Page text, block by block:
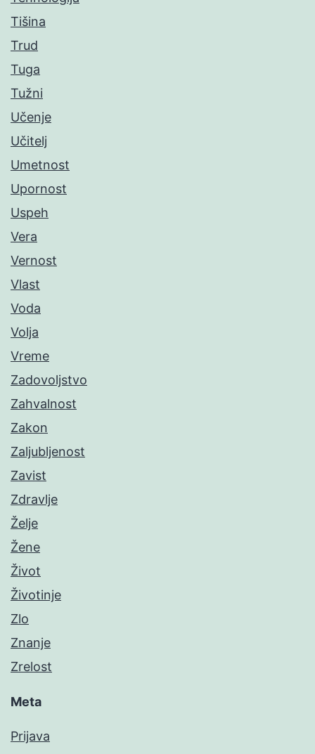
Tišina
Trud
Tuga
Tužni
Učenje
Učitelj
Umetnost
Upornost
Uspeh
Vera
Vernost
Vlast
Voda
Volja
Vreme
Zadovoljstvo
Zahvalnost
Zakon
Zaljubljenost
Zavist
Zdravlje
Želje
Žene
Život
Životinje
Zlo
Znanje
Zrelost
Meta
Prijava